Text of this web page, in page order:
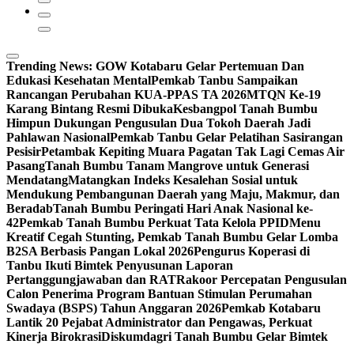
Trending News: GOW Kotabaru Gelar Pertemuan Dan
Edukasi Kesehatan MentalPemkab Tanbu Sampaikan
Rancangan Perubahan KUA-PPAS TA 2026MTQN Ke-19
Karang Bintang Resmi DibukaKesbangpol Tanah Bumbu
Himpun Dukungan Pengusulan Dua Tokoh Daerah Jadi
Pahlawan NasionalPemkab Tanbu Gelar Pelatihan Sasirangan
PesisirPetambak Kepiting Muara Pagatan Tak Lagi Cemas Air
PasangTanah Bumbu Tanam Mangrove untuk Generasi
MendatangMatangkan Indeks Kesalehan Sosial untuk
Mendukung Pembangunan Daerah yang Maju, Makmur, dan
BeradabTanah Bumbu Peringati Hari Anak Nasional ke-
42Pemkab Tanah Bumbu Perkuat Tata Kelola PPIDMenu
Kreatif Cegah Stunting, Pemkab Tanah Bumbu Gelar Lomba
B2SA Berbasis Pangan Lokal 2026Pengurus Koperasi di
Tanbu Ikuti Bimtek Penyusunan Laporan
Pertanggungjawaban dan RATRakoor Percepatan Pengusulan
Calon Penerima Program Bantuan Stimulan Perumahan
Swadaya (BSPS) Tahun Anggaran 2026Pemkab Kotabaru
Lantik 20 Pejabat Administrator dan Pengawas, Perkuat
Kinerja BirokrasiDiskumdagri Tanah Bumbu Gelar Bimtek